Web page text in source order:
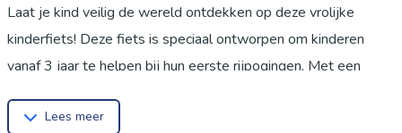
Laat je kind veilig de wereld ontdekken op deze vrolijke
kinderfiets! Deze fiets is speciaal ontworpen om kinderen
vanaf 3 jaar te helpen bij hun eerste rijpogingen. Met een
perfecte basis voor eindeloos speelplezier buiten. Deze fiets
Lees meer